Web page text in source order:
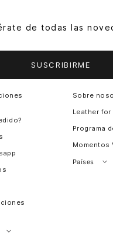
de todas las
SUSCRIBIRME
Sobre
Leather for
Programa
Momentos
Países